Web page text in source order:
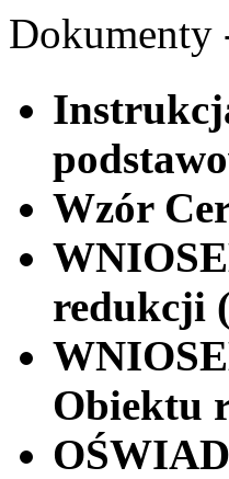
Dokumenty
Wzór
redukcji
Obiektu